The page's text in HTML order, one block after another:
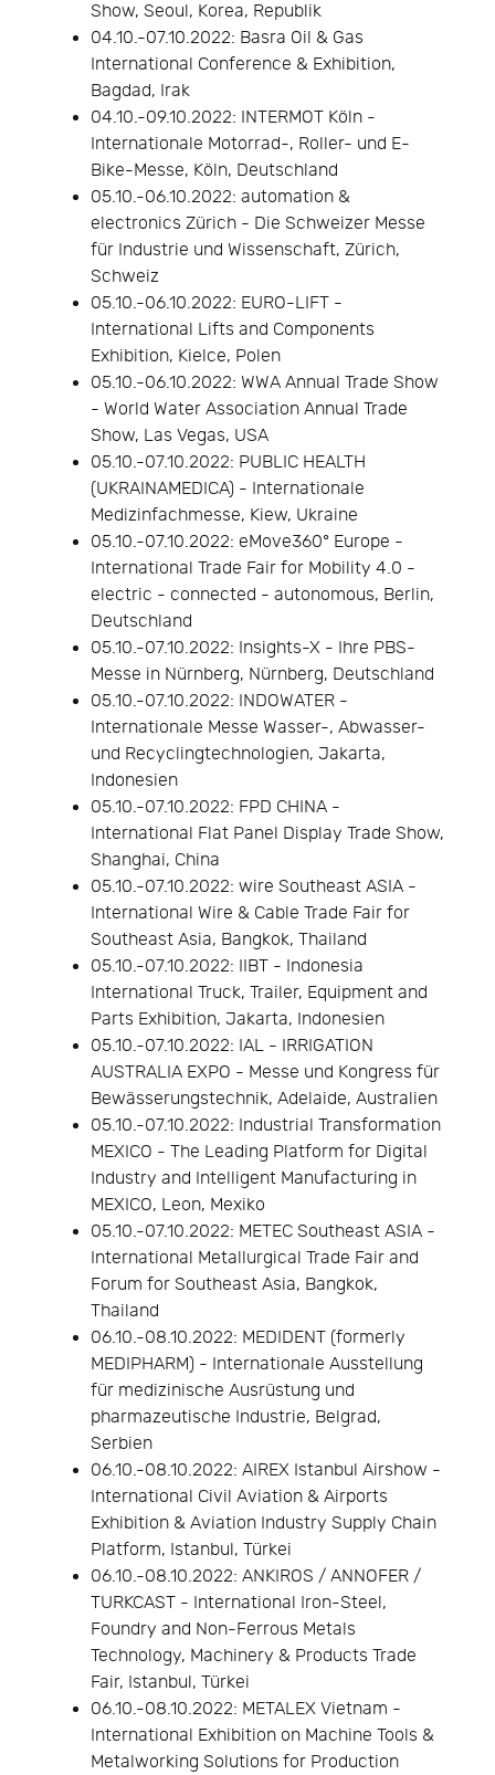
Show, Seoul, Korea, Republik
04.10.-07.10.2022: Basra Oil & Gas
International Conference & Exhibition,
Bagdad, Irak
04.10.-09.10.2022: INTERMOT Köln -
Internationale Motorrad-, Roller- und E-
Bike-Messe, Köln, Deutschland
05.10.-06.10.2022: automation &
electronics Zürich - Die Schweizer Messe
für Industrie und Wissenschaft, Zürich,
Schweiz
05.10.-06.10.2022: EURO-LIFT -
International Lifts and Components
Exhibition, Kielce, Polen
05.10.-06.10.2022: WWA Annual Trade Show
- World Water Association Annual Trade
Show, Las Vegas, USA
05.10.-07.10.2022: PUBLIC HEALTH
(UKRAINAMEDICA) - Internationale
Medizinfachmesse, Kiew, Ukraine
05.10.-07.10.2022: eMove360° Europe -
International Trade Fair for Mobility 4.0 -
electric - connected - autonomous, Berlin,
Deutschland
05.10.-07.10.2022: Insights-X - Ihre PBS-
Messe in Nürnberg, Nürnberg, Deutschland
05.10.-07.10.2022: INDOWATER -
Internationale Messe Wasser-, Abwasser-
und Recyclingtechnologien, Jakarta,
Indonesien
05.10.-07.10.2022: FPD CHINA -
International Flat Panel Display Trade Show,
Shanghai, China
05.10.-07.10.2022: wire Southeast ASIA -
International Wire & Cable Trade Fair for
Southeast Asia, Bangkok, Thailand
05.10.-07.10.2022: IIBT - Indonesia
International Truck, Trailer, Equipment and
Parts Exhibition, Jakarta, Indonesien
05.10.-07.10.2022: IAL - IRRIGATION
AUSTRALIA EXPO - Messe und Kongress für
Bewässerungstechnik, Adelaide, Australien
05.10.-07.10.2022: Industrial Transformation
MEXICO - The Leading Platform for Digital
Industry and Intelligent Manufacturing in
MEXICO, Leon, Mexiko
05.10.-07.10.2022: METEC Southeast ASIA -
International Metallurgical Trade Fair and
Forum for Southeast Asia, Bangkok,
Thailand
06.10.-08.10.2022: MEDIDENT (formerly
MEDIPHARM) - Internationale Ausstellung
für medizinische Ausrüstung und
pharmazeutische Industrie, Belgrad,
Serbien
06.10.-08.10.2022: AIREX Istanbul Airshow -
International Civil Aviation & Airports
Exhibition & Aviation Industry Supply Chain
Platform, Istanbul, Türkei
06.10.-08.10.2022: ANKIROS / ANNOFER /
TURKCAST - International Iron-Steel,
Foundry and Non-Ferrous Metals
Technology, Machinery & Products Trade
Fair, Istanbul, Türkei
06.10.-08.10.2022: METALEX Vietnam -
International Exhibition on Machine Tools &
Metalworking Solutions for Production